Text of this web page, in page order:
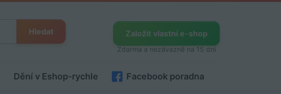
Hledat Založit vlastní e-shop
Zdarma a nezávazně na 15 dní
Dění v Eshop-rychle Facebook poradna